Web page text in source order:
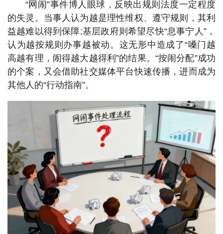
“网闹”事件博人眼球，反映出规则法度一定程度
的失灵。当事人认为越是理性维权、遵守规则，其利
益越难以得到保障;基层政府则希望尽快“息事宁人”，
认为越按规则办事越被动。这无形中造成了“嗓门越
高越有理，闹得越大越得利”的结果。“按闹分配”成功
的个案，又会借助社交媒体平台快速传播，进而成为
其他人的“行动指南”。